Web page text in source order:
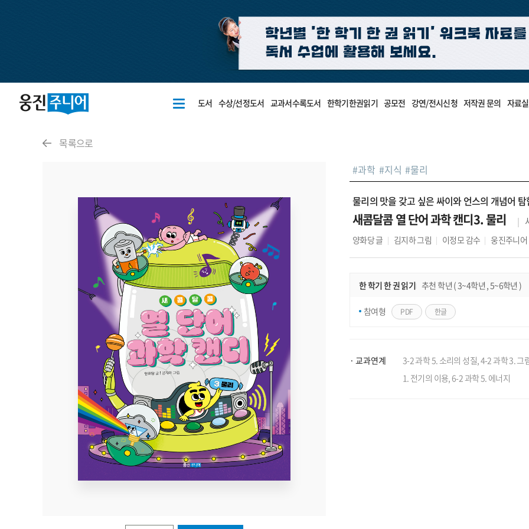
도서 수상/선정도서 교과서수록도서 한학기한권읽기 공모전 강연/전시신청 저작권 문의 자료실
목록으로
#과학 #지식 #물리
물리의 맛을 갖고 싶은 싸이와 언스의 개념어
새콤달콤 열 단어 과학 캔디3. 물리
양화당글 김지하그림 이정모 감수 웅진주니어
한 학기 한 권 읽기 추천 학년 ( 3~4학년 , 5~6학년 )
참여형 PDF 한글
교과연계
3-2 과학 5. 소리의 성질, 4-2 과학 3. 그
1. 전기의 이용, 6-2 과학 5. 에너지